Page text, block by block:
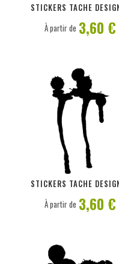
STICKERS TACHE
À partir de 3,60 €
STICKERS TACHE
PERSONNALISER
À partir de 3,60 €